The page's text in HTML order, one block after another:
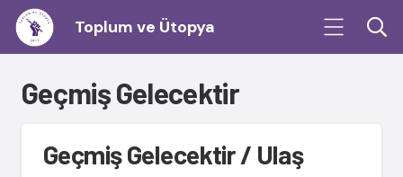
Toplum ve Ütopya
Geçmiş Gelecektir
Geçmiş Gelecektir / Ulaş